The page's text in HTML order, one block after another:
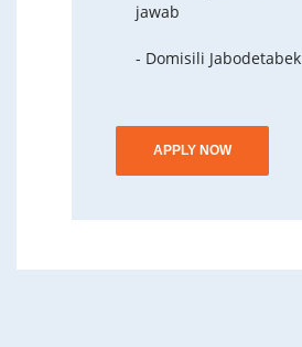
jawab
- Domisili Jabodetabek
APPLY NOW